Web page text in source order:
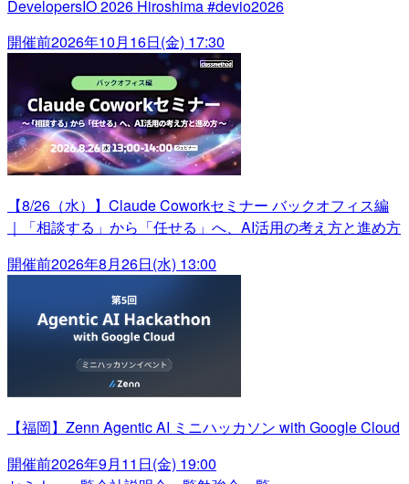
DevelopersIO 2026 Hiroshima #devio2026
開催前2026年10月16日(金) 17:30
【8/26（水）】Claude Coworkセミナー バックオフィス編
｜「相談する」から「任せる」へ、AI活用の考え方と進め方
開催前2026年8月26日(水) 13:00
【福岡】Zenn Agentic AI ミニハッカソン with Google Cloud
開催前2026年9月11日(金) 19:00